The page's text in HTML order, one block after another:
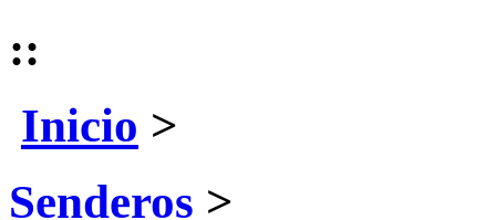
::
Inicio >
Senderos >